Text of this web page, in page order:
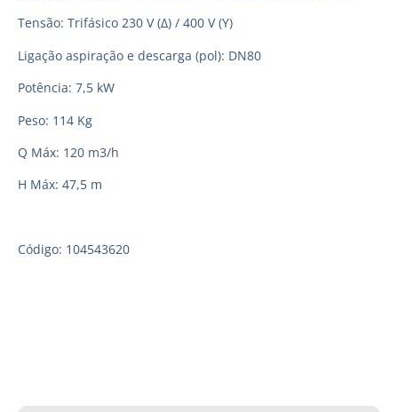
Tensão: Trifásico 230 V (Δ) / 400 V (Y)
Ligação aspiração e descarga (pol): DN80
Potência: 7,5 kW
Peso: 114 Kg
Q Máx: 120 m3/h
H Máx: 47,5 m
Código: 104543620